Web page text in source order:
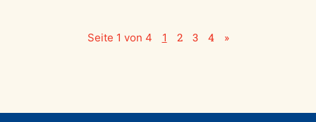
Seite 1 von 4 1 2 3 4 »